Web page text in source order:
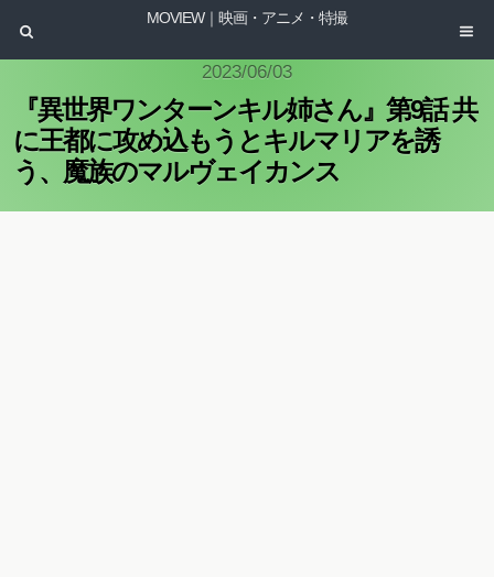
MOVIEW｜映画・アニメ・特撮
2023/06/03
『異世界ワンターンキル姉さん』第9話 共
に王都に攻め込もうとキルマリアを誘
う、魔族のマルヴェイカンス